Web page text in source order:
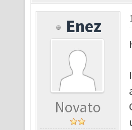
Enez
Novato